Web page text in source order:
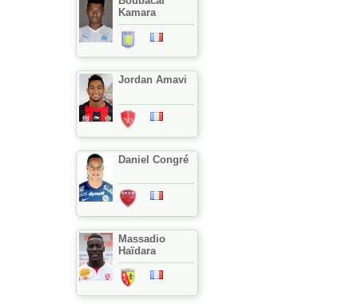
Kamara
Jordan Amavi
Daniel Congré
Massadio
Haïdara